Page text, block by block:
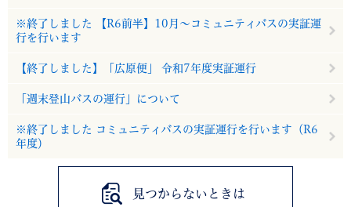
※終了しました 【R6前半】10月～コミュニティバスの実証運
行を行います
【終了しました】「広原便」 令和7年度実証運行
「週末登山バスの運行」について
※終了しました コミュニティバスの実証運行を行います（R6
年度）
見つからないときは